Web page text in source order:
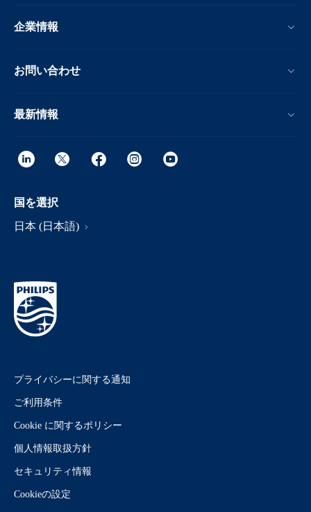
企業情報
お問い合わせ
最新情報
国を選択
日本 (日本語)
プライバシーに関する通知
ご利用条件
Cookie に関するポリシー
個人情報取扱方針
セキュリティ情報
Cookieの設定